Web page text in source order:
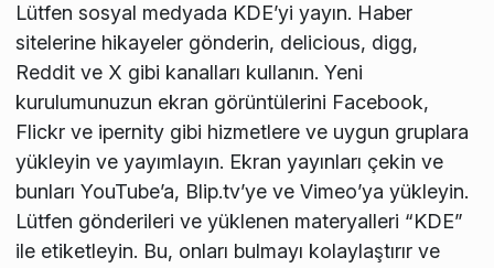
Lütfen sosyal medyada KDE’yi yayın. Haber
sitelerine hikayeler gönderin, delicious, digg,
Reddit ve X gibi kanalları kullanın. Yeni
kurulumunuzun ekran görüntülerini Facebook,
Flickr ve ipernity gibi hizmetlere ve uygun gruplara
yükleyin ve yayımlayın. Ekran yayınları çekin ve
bunları YouTube’a, Blip.tv’ye ve Vimeo’ya yükleyin.
Lütfen gönderileri ve yüklenen materyalleri “KDE”
ile etiketleyin. Bu, onları bulmayı kolaylaştırır ve